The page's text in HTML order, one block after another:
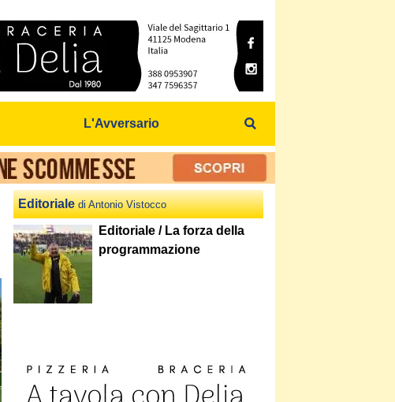
L'Avversario
Editoriale di Antonio Vistocco
Editoriale / La forza della
programmazione